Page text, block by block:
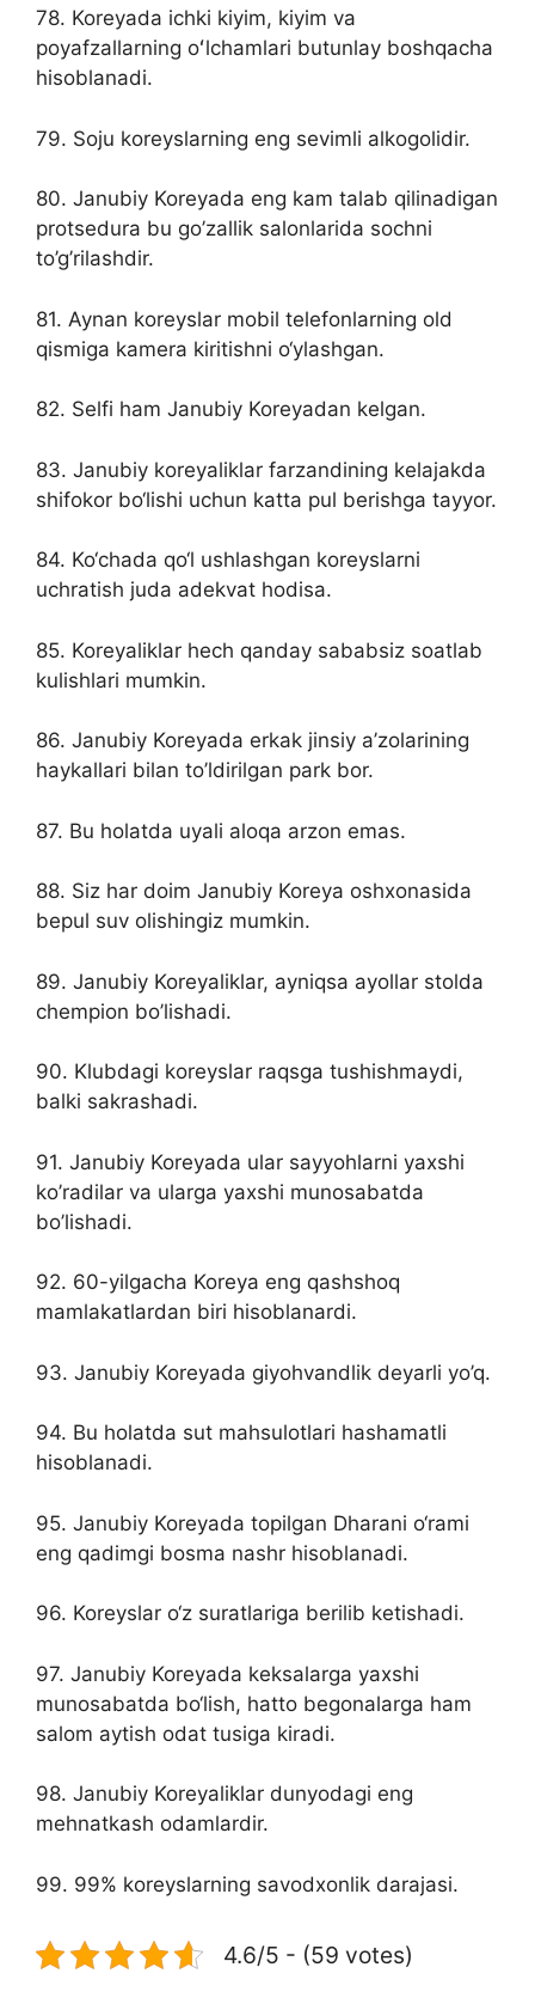
78. Koreyada ichki kiyim, kiyim va
poyafzallarning oʻlchamlari butunlay boshqacha
hisoblanadi.
79. Soju koreyslarning eng sevimli alkogolidir.
80. Janubiy Koreyada eng kam talab qilinadigan
protsedura bu go’zallik salonlarida sochni
to’g’rilashdir.
81. Aynan koreyslar mobil telefonlarning old
qismiga kamera kiritishni o‘ylashgan.
82. Selfi ham Janubiy Koreyadan kelgan.
83. Janubiy koreyaliklar farzandining kelajakda
shifokor bo‘lishi uchun katta pul berishga tayyor.
84. Ko‘chada qo‘l ushlashgan koreyslarni
uchratish juda adekvat hodisa.
85. Koreyaliklar hech qanday sababsiz soatlab
kulishlari mumkin.
86. Janubiy Koreyada erkak jinsiy a’zolarining
haykallari bilan to’ldirilgan park bor.
87. Bu holatda uyali aloqa arzon emas.
88. Siz har doim Janubiy Koreya oshxonasida
bepul suv olishingiz mumkin.
89. Janubiy Koreyaliklar, ayniqsa ayollar stolda
chempion bo’lishadi.
90. Klubdagi koreyslar raqsga tushishmaydi,
balki sakrashadi.
91. Janubiy Koreyada ular sayyohlarni yaxshi
ko’radilar va ularga yaxshi munosabatda
bo’lishadi.
92. 60-yilgacha Koreya eng qashshoq
mamlakatlardan biri hisoblanardi.
93. Janubiy Koreyada giyohvandlik deyarli yo’q.
94. Bu holatda sut mahsulotlari hashamatli
hisoblanadi.
95. Janubiy Koreyada topilgan Dharani o‘rami
eng qadimgi bosma nashr hisoblanadi.
96. Koreyslar o‘z suratlariga berilib ketishadi.
97. Janubiy Koreyada keksalarga yaxshi
munosabatda bo‘lish, hatto begonalarga ham
salom aytish odat tusiga kiradi.
98. Janubiy Koreyaliklar dunyodagi eng
mehnatkash odamlardir.
99. 99% koreyslarning savodxonlik darajasi.
4.6/5 - (59 votes)